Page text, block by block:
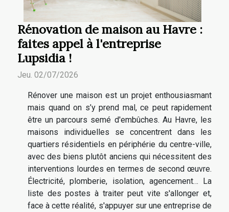
Rénovation de maison au Havre :
faites appel à l'entreprise
Lupsidia !
Jeu. 02/07/2026
Rénover une maison est un projet enthousiasmant
mais quand on s’y prend mal, ce peut rapidement
être un parcours semé d'embûches. Au Havre, les
maisons individuelles se concentrent dans les
quartiers résidentiels en périphérie du centre-ville,
avec des biens plutôt anciens qui nécessitent des
interventions lourdes en termes de second œuvre.
Électricité, plomberie, isolation, agencement… La
liste des postes à traiter peut vite s'allonger et,
face à cette réalité, s'appuyer sur une entreprise de